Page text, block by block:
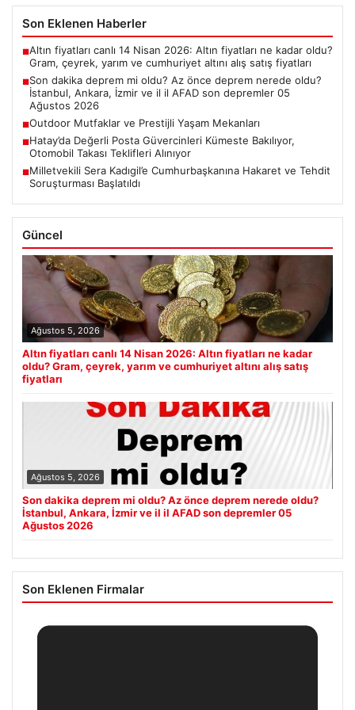
Son Eklenen Haberler
■Altın fiyatları canlı 14 Nisan 2026: Altın fiyatları ne kadar oldu?
Gram, çeyrek, yarım ve cumhuriyet altını alış satış fiyatları
■Son dakika deprem mi oldu? Az önce deprem nerede oldu?
İstanbul, Ankara, İzmir ve il il AFAD son depremler 05
Ağustos 2026
■Outdoor Mutfaklar ve Prestijli Yaşam Mekanları
■Hatay’da Değerli Posta Güvercinleri Kümeste Bakılıyor,
Otomobil Takası Teklifleri Alınıyor
■Milletvekili Sera Kadıgil’e Cumhurbaşkanına Hakaret ve Tehdit
Soruşturması Başlatıldı
Güncel
Ağustos 5, 2026
Altın fiyatları canlı 14 Nisan 2026: Altın fiyatları ne kadar
oldu? Gram, çeyrek, yarım ve cumhuriyet altını alış satış
fiyatları
Ağustos 5, 2026
Son dakika deprem mi oldu? Az önce deprem nerede oldu?
İstanbul, Ankara, İzmir ve il il AFAD son depremler 05
Ağustos 2026
Son Eklenen Firmalar